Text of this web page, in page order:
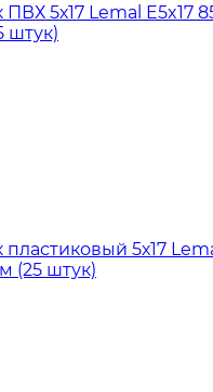
5х17 Lemal E5x17
штук)
5х17
(25 штук)